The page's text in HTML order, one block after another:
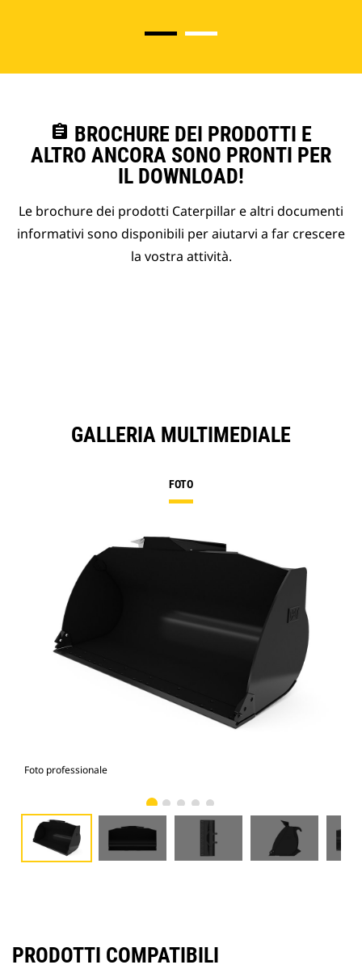
assignment BROCHURE DEI PRODOTTI E
ALTRO ANCORA SONO PRONTI PER
IL DOWNLOAD!
Le brochure dei prodotti Caterpillar e altri documenti
informativi sono disponibili per aiutarvi a far crescere
la vostra attività.
GALLERIA MULTIMEDIALE
FOTO
Foto professionale
PRODOTTI COMPATIBILI